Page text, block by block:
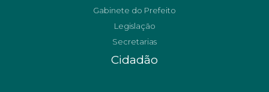
Gabinete do Prefeito
Legislação
Secretarias
Cidadão